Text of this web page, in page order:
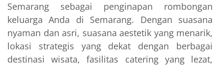
Semarang sebagai penginapan rombongan
keluarga Anda di Semarang. Dengan suasana
nyaman dan asri, suasana aestetik yang menarik,
lokasi strategis yang dekat dengan berbagai
destinasi wisata, fasilitas catering yang lezat,